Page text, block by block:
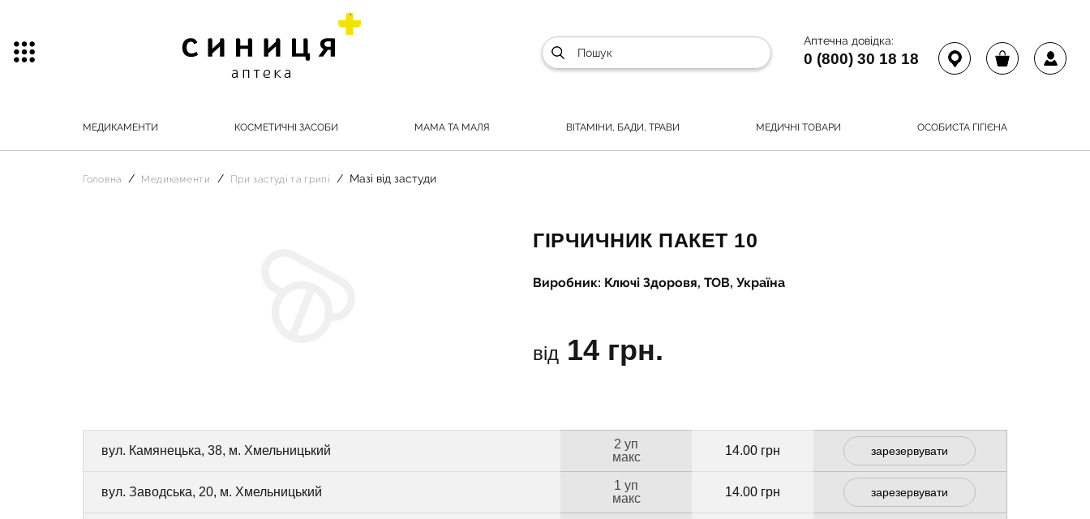
Аптечна довідка:
0 (800) 30 18 18
МЕДИКАМЕНТИ КОСМЕТИЧНІ ЗАСОБИ МАМА ТА МАЛЯ ВІТАМІНИ, БАДИ, ТРАВИ МЕДИЧНІ ТОВАРИ ОСОБИСТА ГІГІЄНА
Головна Медикаменти При застуді та грипі Мазі від застуди
ГІРЧИЧНИК ПАКЕТ 10
Виробник: Ключі Здоровя, ТОВ, Україна
від 14 грн.
вул. Камянецька, 38, м. Хмельницький
2 уп
макс
14.00 грн зарезервувати
вул. Заводська, 20, м. Хмельницький
1 уп
макс
14.00 грн зарезервувати